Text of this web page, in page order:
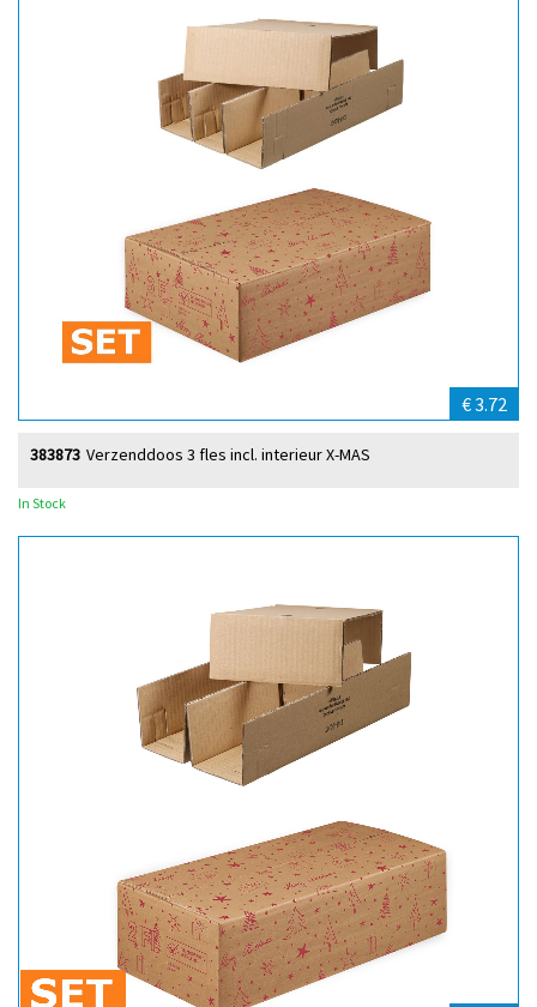
€ 3.72
Verzenddoos 3 fles incl. interieur X-MAS
383873
In Stock